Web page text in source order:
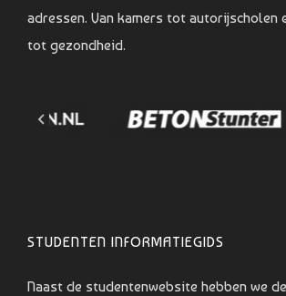
adressen. Van kamers tot autorijscholen
tot gezondheid.
STUDENTEN INFORMATIEGIDS
Naast de studentenwebsite hebben we